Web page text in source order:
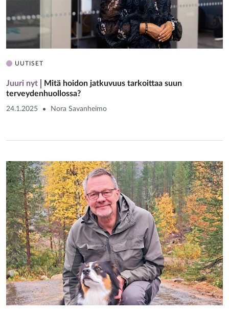
UUTISET
Juuri nyt
Mitä hoidon jatkuvuus tarkoittaa suun
terveydenhuollossa?
24.1.2025 Nora Savanheimo